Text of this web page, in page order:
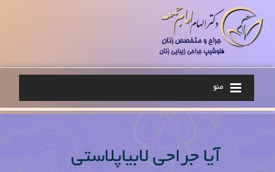
منو
آیا جراحی لابیاپلاستی